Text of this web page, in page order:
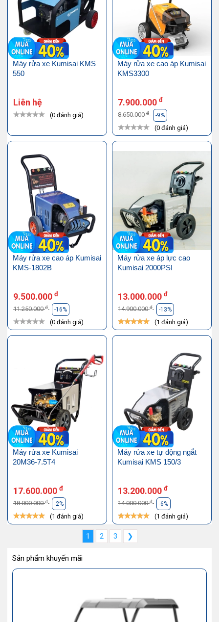
Máy rửa xe Kumisai KMS
550
Liên hệ
(0 đánh giá)
Máy rửa xe cao áp Kumisai
KMS3300
7.900.000 đ
8.650.000đ -9%
(0 đánh giá)
Máy rửa xe cao áp Kumisai
KMS-1802B
9.500.000 đ
11.250.000đ -16%
(0 đánh giá)
Máy rửa xe áp lực cao
Kumisai 2000PSI
13.000.000 đ
14.900.000đ -13%
(1 đánh giá)
Máy rửa xe Kumisai
20M36-7.5T4
17.600.000 đ
18.000.000đ -2%
(1 đánh giá)
Máy rửa xe tự động ngắt
Kumisai KMS 150/3
13.200.000 đ
14.000.000đ -6%
(1 đánh giá)
1 2 3 ❯
Sản phẩm khuyến mãi